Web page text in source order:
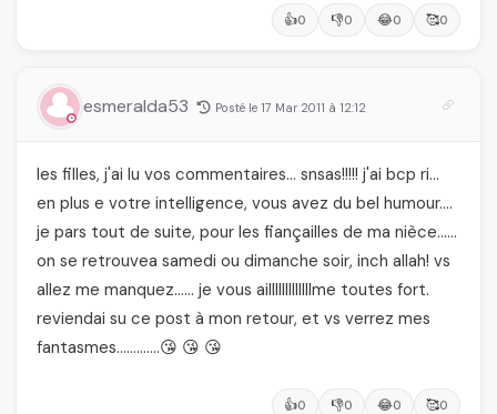
👍0 👎0 😂0 🥰0
esmeralda53 Posté le 17 Mar 2011 à 12:12
les filles, j'ai lu vos commentaires… snsas!!!!! j'ai bcp ri…
en plus e votre intelligence, vous avez du bel humour….
je pars tout de suite, pour les fiançailles de ma nièce……
on se retrouvea samedi ou dimanche soir, inch allah! vs
allez me manquez…… je vous aiIIIIIIIIIIIIIme toutes fort.
reviendai su ce post à mon retour, et vs verrez mes
fantasmes………….😘 😘 😘
👍0 👎0 😂0 🥰0